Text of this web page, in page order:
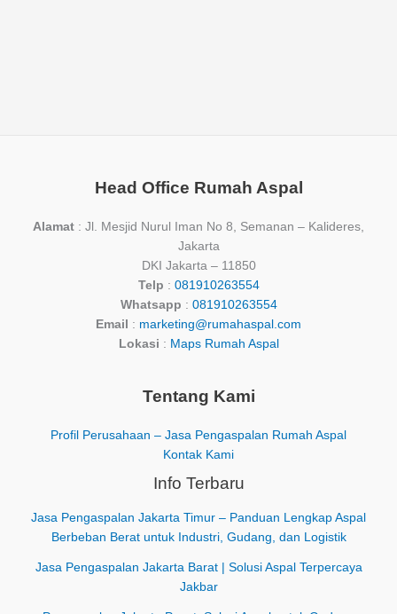
Head Office Rumah Aspal
Alamat : Jl. Mesjid Nurul Iman No 8, Semanan – Kalideres,
Jakarta
DKI Jakarta – 11850
Telp : 081910263554
Whatsapp : 081910263554
Email
: marketing@rumahaspal.com
Lokasi : Maps Rumah Aspal
Tentang Kami
Profil Perusahaan – Jasa Pengaspalan Rumah Aspal
Kontak Kami
Info Terbaru
Jasa Pengaspalan Jakarta Timur – Panduan Lengkap Aspal
Berbeban Berat untuk Industri, Gudang, dan Logistik
Jasa Pengaspalan Jakarta Barat | Solusi Aspal Terpercaya
Jakbar